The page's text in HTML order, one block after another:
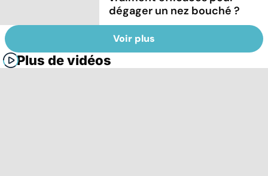
dégager un nez bouché ?
Voir plus
Plus de vidéos